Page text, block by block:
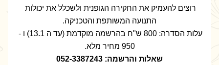
התנועה המשותפת והטכניקה.
950 מחיר מלא.
שאלות והרשמה: 052-3387243